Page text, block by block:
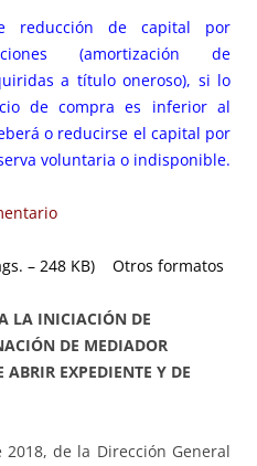
reducción de capital por
(amortización de
a título oneroso), si lo
de compra es inferior al
o reducirse el capital por
voluntaria o indisponible.
– 248 KB) Otros formatos
LA INICIACIÓN DE
DE MEDIADOR
EXPEDIENTE Y DE
de la Dirección General